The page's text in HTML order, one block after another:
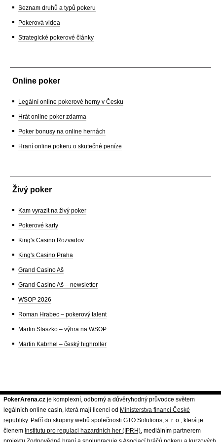
Seznam druhů a typů pokeru
Pokerová videa
Strategické pokerové články
Online poker
Legální online pokerové herny v Česku
Hrát online poker zdarma
Poker bonusy na online hernách
Hraní online pokeru o skutečné peníze
Živý poker
Kam vyrazit na živý poker
Pokerové karty
King's Casino Rozvadov
King's Casino Praha
Grand Casino Aš
Grand Casino Aš – newsletter
WSOP 2026
Roman Hrabec – pokerový talent
Martin Staszko – výhra na WSOP
Martin Kabrhel – český highroller
PokerArena.cz je komplexní, odborný a důvěryhodný průvodce světem
legálních online casin, která mají licenci od Ministerstva financí České
republiky. Patří do skupiny webů společnosti GTO Solutions, s. r. o., která je
členem Institutu pro regulaci hazardních her (IPRH), mediálním partnerem